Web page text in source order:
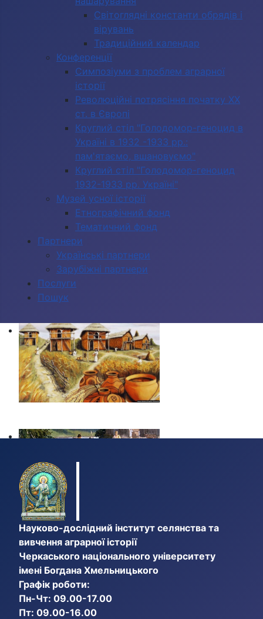
Світоглядні константи обрядів і
вірувань
Традиційний календар
Конференції
Симпозіуми з проблем аграрної
історії
Революційні потрясіння початку ХХ
ст. в Європі
Круглий стіл "Голодомор-геноцид в
Україні в 1932 -1933 рр.:
пам'ятаємо, вшановуємо"
Круглий стіл "Голодомор-геноцид
1932-1933 рр. Україні"
Музей усної історії
Етнографічний фонд
Тематичний фонд
Партнери
Українські партнери
Зарубіжні партнери
Послуги
Пошук
Науково-дослідний інститут селянства та
вивчення аграрної історії
Черкаського національного університету
імені Богдана Хмельницького
Графік роботи:
Пн-Чт: 09.00-17.00
Пт: 09.00-16.00